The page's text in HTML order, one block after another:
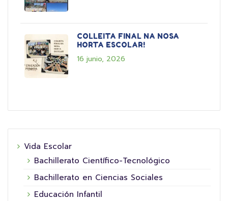
COLLEITA FINAL NA NOSA
HORTA ESCOLAR!
16 junio, 2026
Vida Escolar
Bachillerato Científico-Tecnológico
Bachillerato en Ciencias Sociales
Educación Infantil